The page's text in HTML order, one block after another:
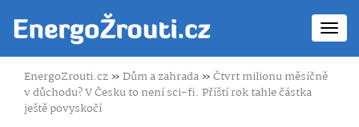
EnergoZrouti.cz»Dům a zahrada»Čtvrt milionu měsíčně
v důchodu? V Česku to není sci-fi. Příští rok tahle částka
ještě povyskočí